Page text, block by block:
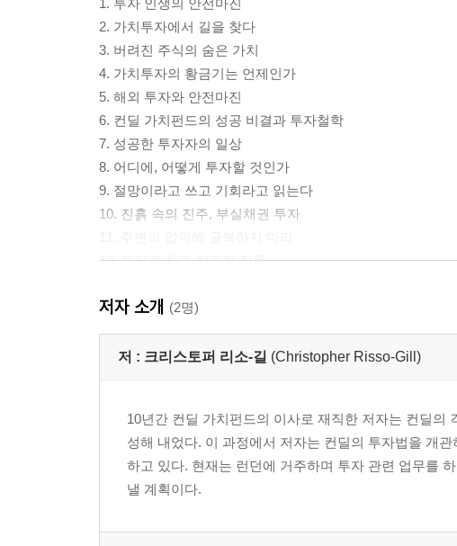
1. 투자 인생의 안전마진
2. 가치투자에서 길을 찾다
3. 버려진 주식의 숨은 가치
4. 가치투자의 황금기는 언제인가
5. 해외 투자와 안전마진
6. 컨딜 가치펀드의 성공 비결과 투자철학
7. 성공한 투자자의 일상
8. 어디에, 어떻게 투자할 것인가
9. 절망이라고 쓰고 기회라고 읽는다
10. 진흙 속의 진주, 부실채권 투자
12. 투자 원칙과 창조적 적용
14. 일본 주식과 역발상 투자
15. 실패에서도 얻을 것은 있다
16. 주술사와의 댄스
19. 주식투자와 건강 그리고 은퇴
20. 위대한 투자 대가들의 공통점
21. 투자의 세계에 은퇴는 없다
저자 소개 (2명)
저 : 크리스토퍼 리소-길 (Christopher Risso-Gill)
10년간 컨딜 가치펀드의 이사로 재직한 저자는 컨딜의
성해 내었다. 이 과정에서 저자는 컨딜의 투자법을 개
하고 있다. 현재는 런던에 거주하며 투자 관련 업무를
낼 계획이다.